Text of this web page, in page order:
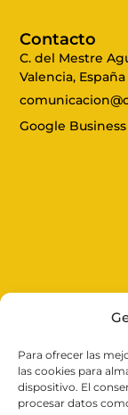
Para ofrecer las
las cookies para
dispositivo. El
procesar datos
Expertos en
soluciones
Desde
Contacto
C. del Mestre
Valencia, España
Google